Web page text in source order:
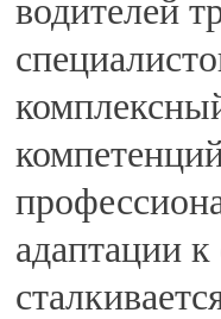
водителей
адаптации